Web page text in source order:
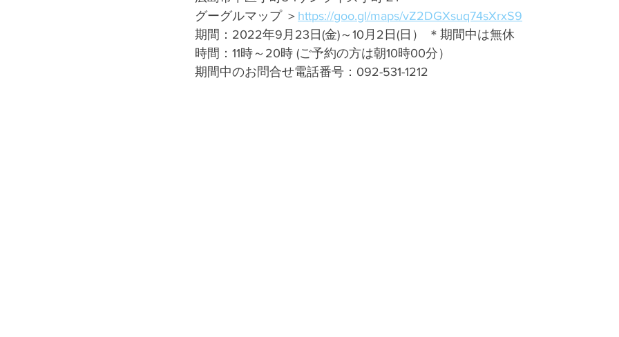
グーグルマップ ＞ https://goo.gl/maps/vZ2DGXsuq74sXrxS9
期間：2022年9月23日(金)～10月2日(日） ＊期間中は無休
時間：11時～20時 (ご予約の方は朝10時00分）
期間中のお問合せ電話番号：092-531-1212